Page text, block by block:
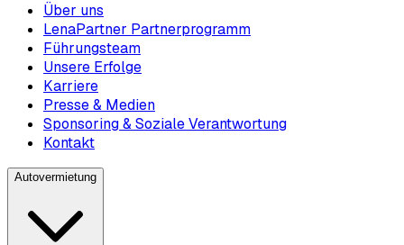
Über uns
LenaPartner Partnerprogramm
Führungsteam
Unsere Erfolge
Karriere
Presse & Medien
Sponsoring & Soziale Verantwortung
Kontakt
Autovermietung